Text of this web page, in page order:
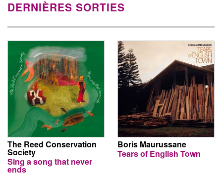
DERNIÈRES SORTIES
The Reed Conservation
Society
Sing a song that never
ends
Boris Maurussane
Tears of English Town